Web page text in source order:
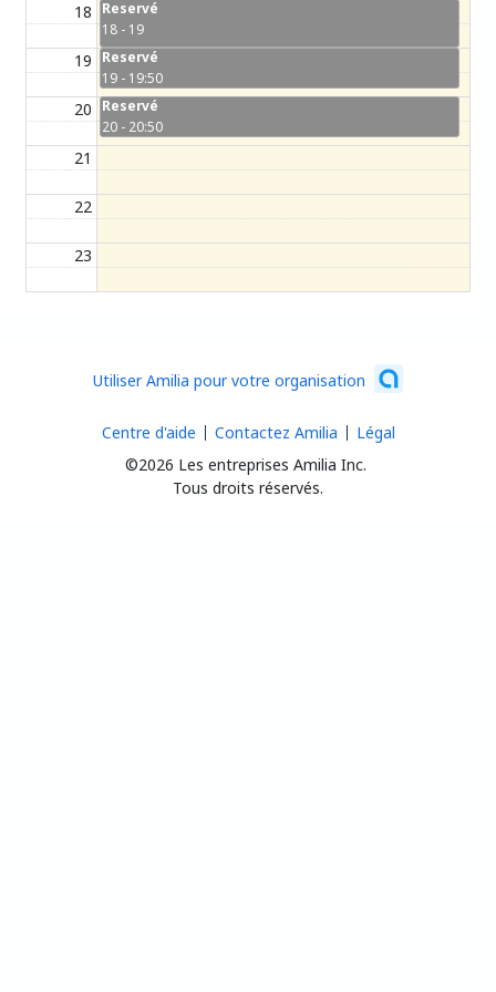
18
19
20
21
22
23
Reservé
vendredi 7 août 2026 de 18 h 00 à 19 h 00
18 - 19
Reservé
vendredi 7 août 2026 de 19 h 00 à 19 h 50
19 - 19:50
Reservé
vendredi 7 août 2026 de 20 h 00 à 20 h 50
20 - 20:50
Utiliser Amilia pour votre organisation
©2026 Les entreprises Amilia Inc.
Tous droits réservés.
Centre d'aide Contactez Amilia Légal